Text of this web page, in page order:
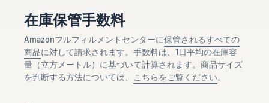
在庫保管手数料
Amazonフルフィルメントセンターに保管されるすべての
商品に対して請求されます。手数料は、1日平均の在庫容
量（立方メートル）に基づいて計算されます。商品サイズ
を判断する方法については、
こちらをご覧ください。